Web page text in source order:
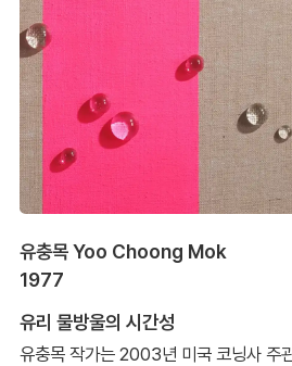
유충목 Yoo Choong Mok
1977
유리 물방울의 시간성
유충목 작가는 2003년 미국 코닝사 주